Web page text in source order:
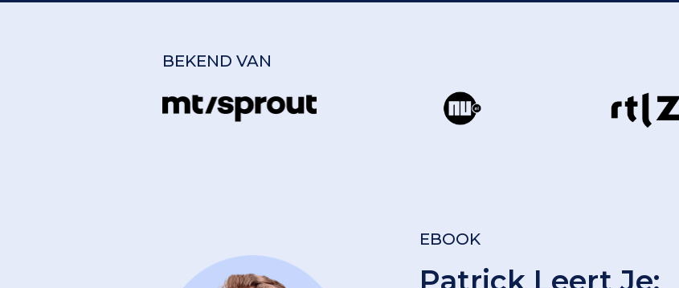
BEKEND VAN
EBOOK
Patrick Leert Je: